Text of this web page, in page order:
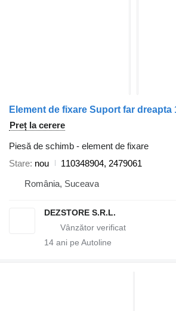
Preț la cerere
Piesă de schimb - element de fixare
Stare nou
110348904, 2479061
România, Suceava
DEZSTORE S.R.L.
14 ani pe Autoline